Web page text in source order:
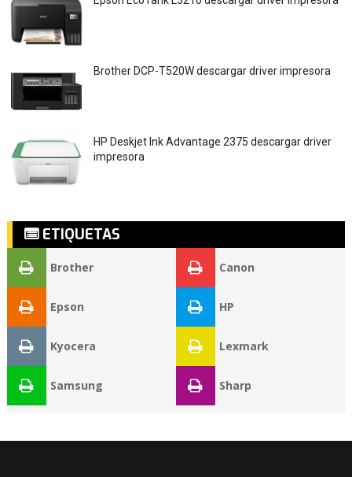
Brother DCP-T520W descargar driver impresora
HP Deskjet Ink Advantage 2375 descargar driver
impresora
ETIQUETAS
Brother Canon
Epson HP
Kyocera Lexmark
Samsung Sharp